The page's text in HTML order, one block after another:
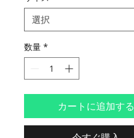
数量 *
カートに追加する